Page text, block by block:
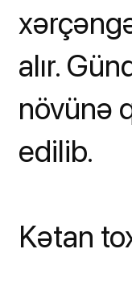
alır.
növünə
edilib.
Kətan